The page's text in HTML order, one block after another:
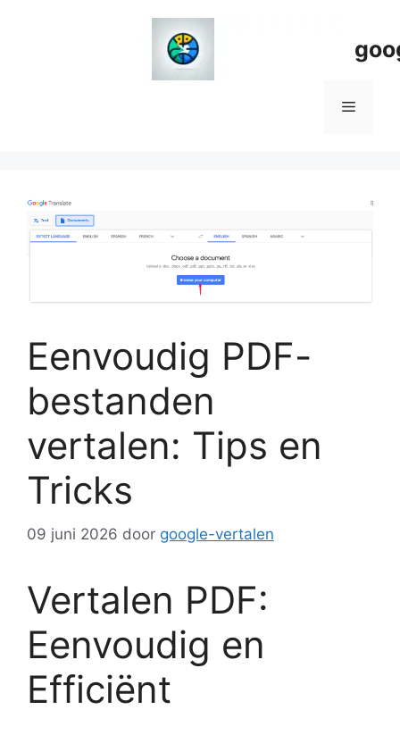
Menu
Eenvoudig PDF-
bestanden
vertalen: Tips en
Tricks
09 juni 2026 door google-vertalen
Vertalen PDF:
Eenvoudig en
Efficiënt